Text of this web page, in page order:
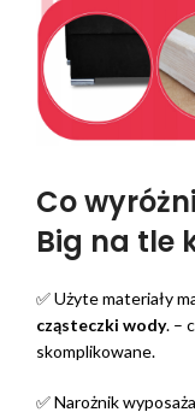
Co
Big na tle
✅ Użyte materiały
cząsteczki wody. –
skomplikowane.
✅ Narożnik